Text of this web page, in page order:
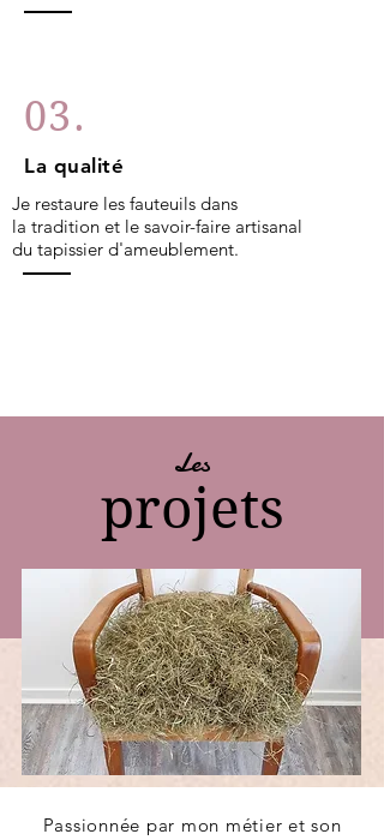
03.
La qualité
Je restaure les fauteuils dans
la tradition et le savoir-faire artisanal
du tapissier d'ameublement.
Les
projets
Passionnée par mon métier et son